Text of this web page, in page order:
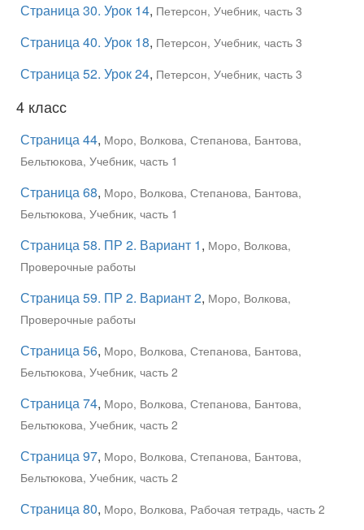
Страница 30. Урок 14, Петерсон, Учебник, часть 3
Страница 40. Урок 18, Петерсон, Учебник, часть 3
Страница 52. Урок 24, Петерсон, Учебник, часть 3
4 класс
Страница 44, Моро, Волкова, Степанова, Бантова,
Бельтюкова, Учебник, часть 1
Страница 68, Моро, Волкова, Степанова, Бантова,
Бельтюкова, Учебник, часть 1
Страница 58. ПР 2. Вариант 1, Моро, Волкова,
Проверочные работы
Страница 59. ПР 2. Вариант 2, Моро, Волкова,
Проверочные работы
Страница 56, Моро, Волкова, Степанова, Бантова,
Бельтюкова, Учебник, часть 2
Страница 74, Моро, Волкова, Степанова, Бантова,
Бельтюкова, Учебник, часть 2
Страница 97, Моро, Волкова, Степанова, Бантова,
Бельтюкова, Учебник, часть 2
Страница 80, Моро, Волкова, Рабочая тетрадь, часть 2